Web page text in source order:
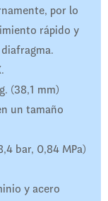
por lo
rápido y
(38,1 mm)
un tamaño
bar, 0,84 MPa)
y acero